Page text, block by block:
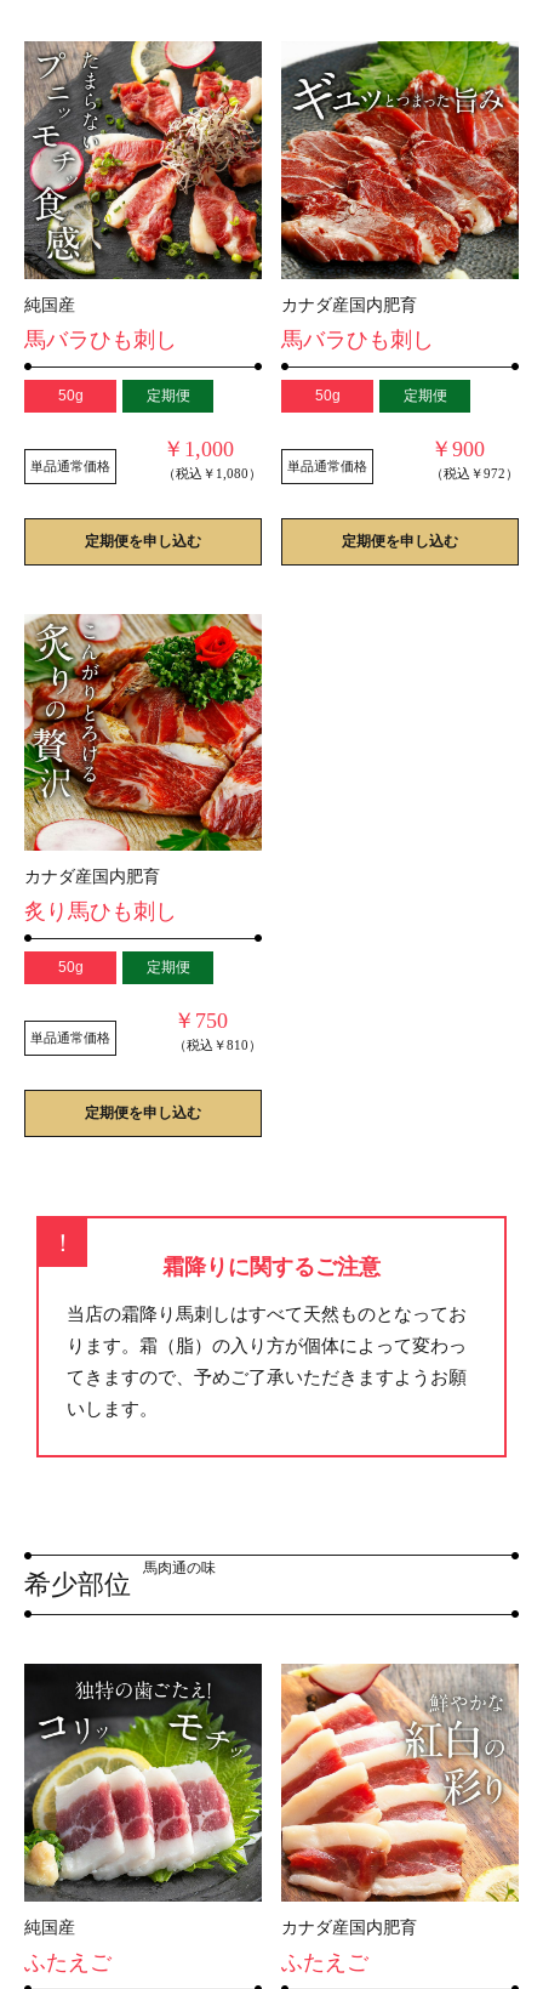
純国産
馬バラひも刺し
50g 定期便
￥1,000
（税込￥1,080）
単品通常価格
定期便を申し込む
カナダ産国内肥育
馬バラひも刺し
50g 定期便
￥900
（税込￥972）
単品通常価格
定期便を申し込む
カナダ産国内肥育
炙り馬ひも刺し
50g 定期便
￥750
（税込￥810）
単品通常価格
定期便を申し込む
！
霜降りに関するご注意
当店の霜降り馬刺しはすべて天然ものとなってお
ります。霜（脂）の入り方が個体によって変わっ
てきますので、予めご了承いただきますようお願
いします。
希少部位
馬肉通の味
純国産
ふたえご
カナダ産国内肥育
ふたえご